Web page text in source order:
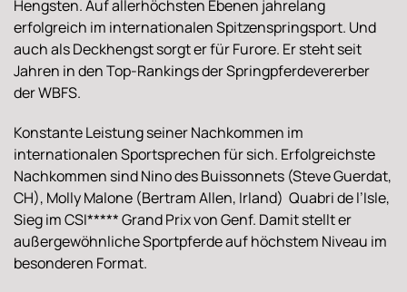
Hengsten. Auf allerhöchsten Ebenen jahrelang
erfolgreich im internationalen Spitzenspringsport. Und
auch als Deckhengst sorgt er für Furore. Er steht seit
Jahren in den Top-Rankings der Springpferdevererber
der WBFS.
Konstante Leistung seiner Nachkommen im
internationalen Sportsprechen für sich. Erfolgreichste
Nachkommen sind Nino des Buissonnets (Steve Guerdat,
CH), Molly Malone (Bertram Allen, Irland) Quabri de l’Isle,
Sieg im CSI***** Grand Prix von Genf. Damit stellt er
außergewöhnliche Sportpferde auf höchstem Niveau im
besonderen Format.